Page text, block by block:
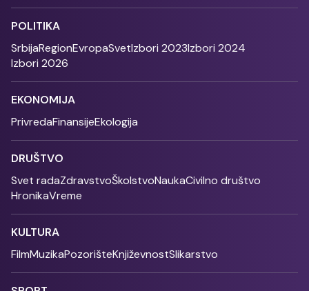
POLITIKA
SrbijaRegionEvropaSvetIzbori 2023Izbori 2024
Izbori 2026
EKONOMIJA
PrivredaFinansijeEkologija
DRUŠTVO
Svet radaZdravstvoŠkolstvoNaukaCivilno društvo
HronikaVreme
KULTURA
FilmMuzikaPozorišteKnjiževnostSlikarstvo